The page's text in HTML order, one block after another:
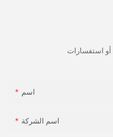
اسم
اسم الشركة